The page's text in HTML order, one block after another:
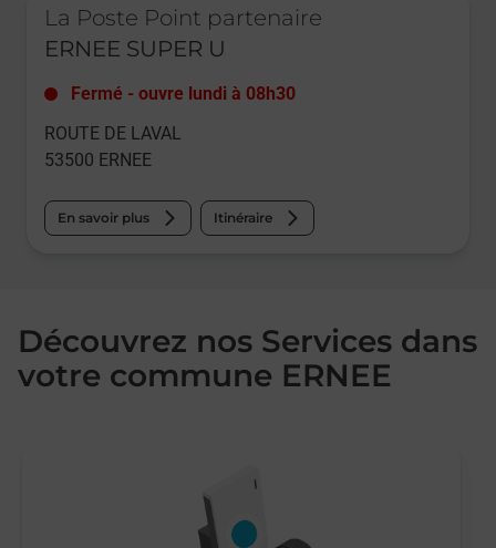
La Poste Point partenaire
ERNEE SUPER U
Fermé - ouvre lundi à 08h30
ROUTE DE LAVAL
53500 ERNEE
En savoir plus Itinéraire
Découvrez nos Services dans
votre commune ERNEE